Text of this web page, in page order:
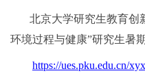
北京大学研究生教育创
环境过程与健康”研究生暑
https://ues.pku.edu.cn/